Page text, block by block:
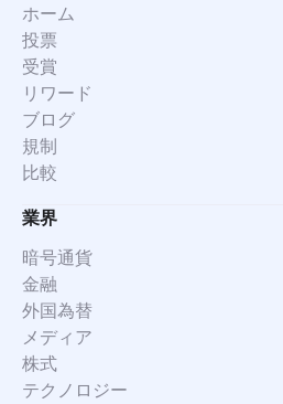
ホーム
投票
受賞
リワード
ブログ
規制
比較
業界
暗号通貨
金融
外国為替
メディア
株式
テクノロジー